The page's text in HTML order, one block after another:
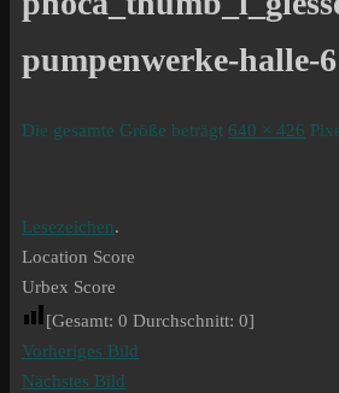
pumpenwerke-halle-6
Die gesamte Größe beträgt 640 × 426
Lesezeichen.
Location Score
Urbex Score
[Gesamt: 0 Durchschnitt: 0]
Vorheriges Bild
Nächstes Bild